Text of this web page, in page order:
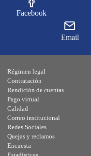
Facebook
Email
Régimen legal
Contratación
Rendición de cuentas
Pago virtual
Calidad
Correo institucional
Redes Sociales
Quejas y reclamos
Encuesta